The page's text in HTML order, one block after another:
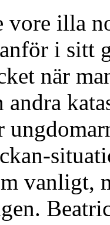
vore illa
i sitt
när
andra
vanligt,